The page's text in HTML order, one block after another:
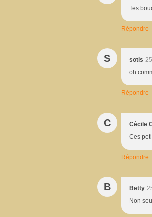
Tes
Répondre
S sotis
oh
Répondre
C
Cécile
Ces
Répondre
B Betty
Non